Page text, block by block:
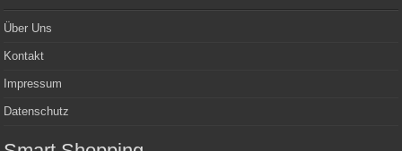
Über Uns
Kontakt
Impressum
Datenschutz